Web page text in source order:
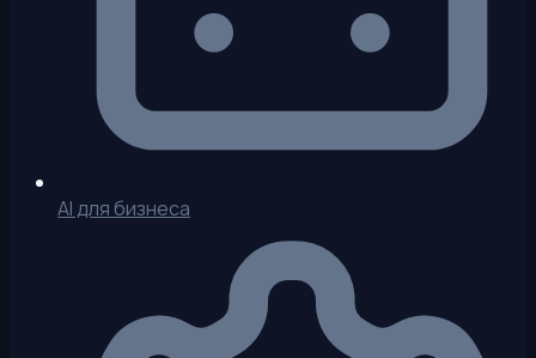
AI для бизнеса